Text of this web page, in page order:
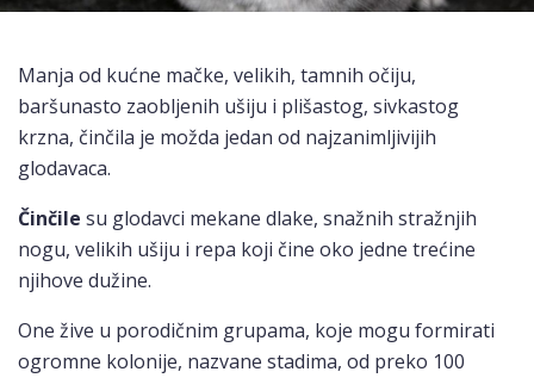
Manja od kućne mačke, velikih, tamnih očiju,
baršunasto zaobljenih ušiju i plišastog, sivkastog
krzna, činčila je možda jedan od najzanimljivijih
glodavaca.
Činčile su glodavci mekane dlake, snažnih stražnjih
nogu, velikih ušiju i repa koji čine oko jedne trećine
njihove dužine.
One žive u porodičnim grupama, koje mogu formirati
ogromne kolonije, nazvane stadima, od preko 100